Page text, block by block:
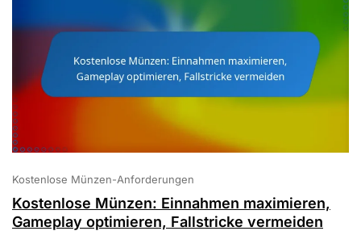
Kostenlose Münzen-Anforderungen
Kostenlose Münzen: Einnahmen maximieren,
Gameplay optimieren, Fallstricke vermeiden